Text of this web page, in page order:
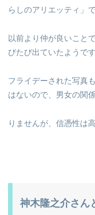
らしのアリエッティ」
以前より仲が良いこと
びたび出ていたようです
フライデーされた写真
はないので、男女の関
りませんが、信憑性は
神木隆之介さん